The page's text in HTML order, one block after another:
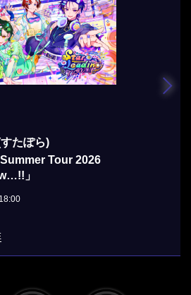
たぽら)
Tour 2026
」
18:00